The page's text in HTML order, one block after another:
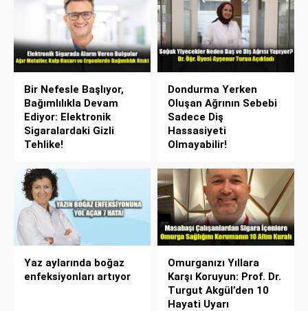
Bir Nefesle Başlıyor,
Bağımlılıkla Devam
Ediyor: Elektronik
Sigaralardaki Gizli
Tehlike!
Dondurma Yerken
Oluşan Ağrının Sebebi
Sadece Diş
Hassasiyeti
Olmayabilir!
Yaz aylarında boğaz
enfeksiyonları artıyor
Omurganızı Yıllara
Karşı Koruyun: Prof. Dr.
Turgut Akgül’den 10
Hayati Uyarı